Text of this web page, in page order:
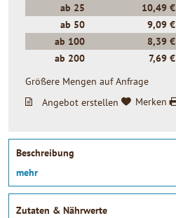
ab 25 10,49 €
ab 50 9,09 €
ab 100 8,39 €
ab 200 7,69 €
Größere Mengen auf Anfrage
Angebot erstellen
Merken
Beschreibung
mehr
Zutaten & Nährwerte